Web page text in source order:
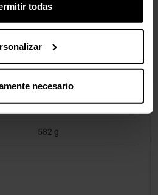
todas
necesario
170 mm
75 mm
582 g